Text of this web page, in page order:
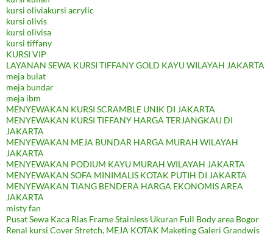
kursi oliviakursi acrylic
kursi olivis
kursi olivisa
kursi tiffany
KURSI VIP
LAYANAN SEWA KURSI TIFFANY GOLD KAYU WILAYAH JAKARTA
meja bulat
meja bundar
meja ibm
MENYEWAKAN KURSI SCRAMBLE UNIK DI JAKARTA
MENYEWAKAN KURSI TIFFANY HARGA TERJANGKAU DI
JAKARTA
MENYEWAKAN MEJA BUNDAR HARGA MURAH WILAYAH
JAKARTA
MENYEWAKAN PODIUM KAYU MURAH WILAYAH JAKARTA
MENYEWAKAN SOFA MINIMALIS KOTAK PUTIH DI JAKARTA
MENYEWAKAN TIANG BENDERA HARGA EKONOMIS AREA
JAKARTA
misty fan
Pusat Sewa Kaca Rias Frame Stainless Ukuran Full Body area Bogor
Renal kursi Cover Stretch, MEJA KOTAK Maketing Galeri Grandwis